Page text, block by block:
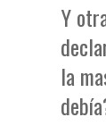
Y
la